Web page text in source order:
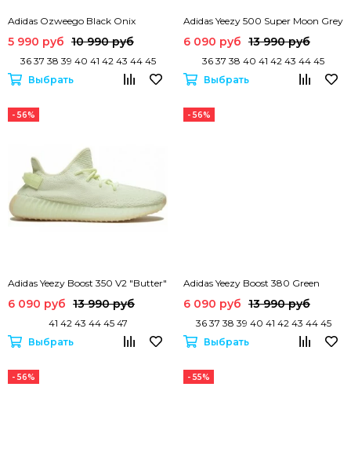
Adidas Ozweego Black Onix
5 990 руб 10 990 руб
36 37 38 39 40 41 42 43 44 45
Выбрать
Adidas Yeezy 500 Super Moon Grey
6 090 руб 13 990 руб
36 37 38 40 41 42 43 44 45
Выбрать
- 56%
Adidas Yeezy Boost 350 V2 "Butter"
6 090 руб 13 990 руб
41 42 43 44 45 47
Выбрать
- 56%
Adidas Yeezy Boost 380 Green
6 090 руб 13 990 руб
36 37 38 39 40 41 42 43 44 45
Выбрать
- 56% - 55%